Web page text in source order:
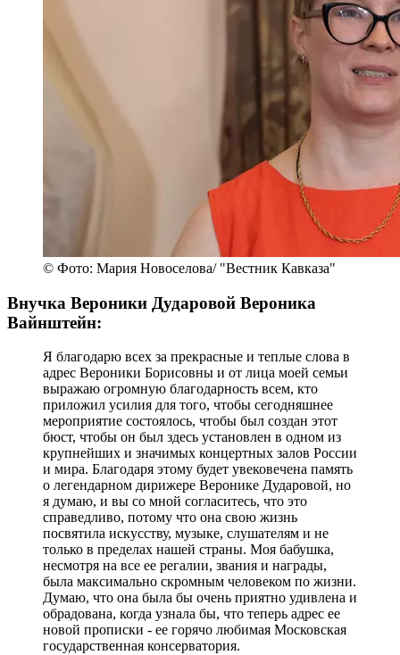
© Фото: Мария Новоселова/ "Вестник Кавказа"
Внучка Вероники Дударовой Вероника
Вайнштейн:
Я благодарю всех за прекрасные и теплые слова в
адрес Вероники Борисовны и от лица моей семьи
выражаю огромную благодарность всем, кто
приложил усилия для того, чтобы сегодняшнее
мероприятие состоялось, чтобы был создан этот
бюст, чтобы он был здесь установлен в одном из
крупнейших и значимых концертных залов России
и мира. Благодаря этому будет увековечена память
о легендарном дирижере Веронике Дударовой, но
я думаю, и вы со мной согласитесь, что это
справедливо, потому что она свою жизнь
посвятила искусству, музыке, слушателям и не
только в пределах нашей страны. Моя бабушка,
несмотря на все ее регалии, звания и награды,
была максимально скромным человеком по жизни.
Думаю, что она была бы очень приятно удивлена и
обрадована, когда узнала бы, что теперь адрес ее
новой прописки - ее горячо любимая Московская
государственная консерватория.